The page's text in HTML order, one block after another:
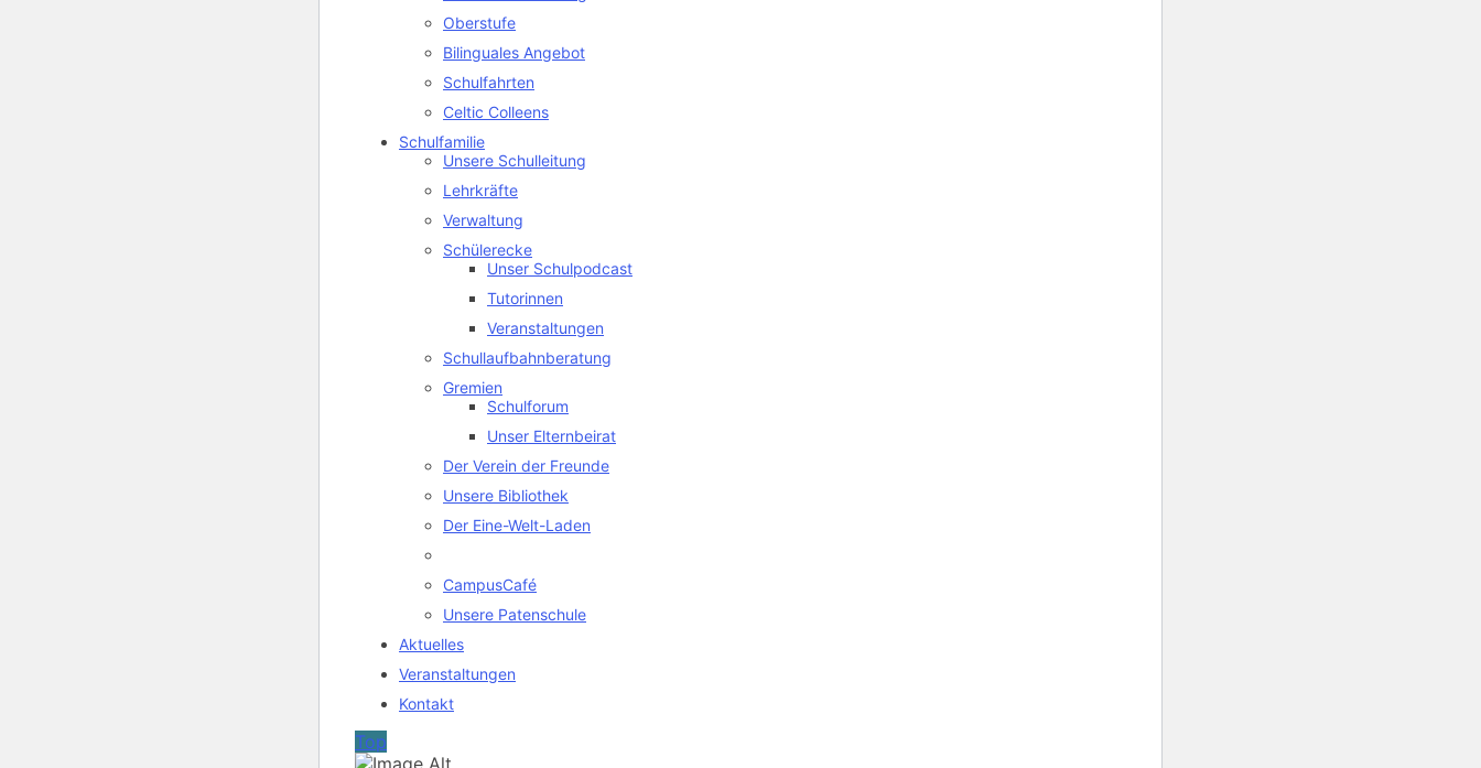
Oberstufe
Bilinguales Angebot
Schulfahrten
Celtic Colleens
Schulfamilie
Unsere Schulleitung
Lehrkräfte
Verwaltung
Schülerecke
Unser Schulpodcast
Tutorinnen
Veranstaltungen
Schullaufbahnberatung
Gremien
Schulforum
Unser Elternbeirat
Der Verein der Freunde
Unsere Bibliothek
Der Eine-Welt-Laden
CampusCafé
Unsere Patenschule
Aktuelles
Veranstaltungen
Kontakt
Top